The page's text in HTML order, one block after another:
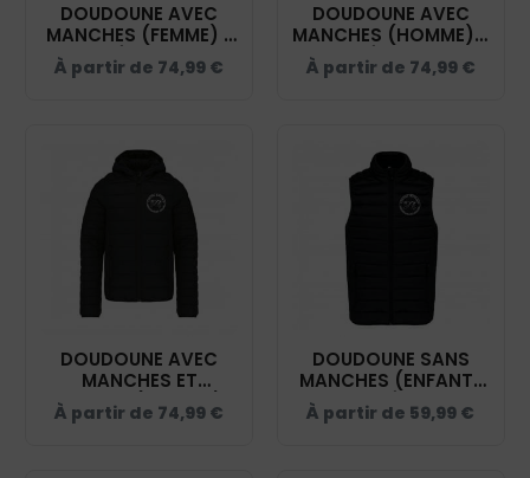
DOUDOUNE AVEC
MANCHES (FEMME) -
CENTRE ÉQUESTRE DU
TERRITOIRE DE
À partir de 74,99 €
DOUDOUNE AVEC
MANCHES (HOMME) -
CENTRE ÉQUESTRE DU
TERRITOIRE DE
À partir de 74,99 €
DOUDOUNE AVEC
MANCHES ET
CAPUCHE (ENFANT) -
CENTRE ÉQUESTRE DU
À partir de 74,99 €
DOUDOUNE SANS
MANCHES (ENFANT)
- CENTRE ÉQUESTRE
DU TERRITOIRE DE
À partir de 59,99 €